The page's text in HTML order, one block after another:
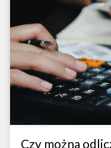
Czy można